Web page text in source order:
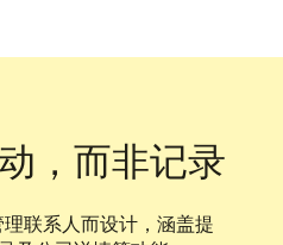
，而非记录
联系人而设计，涵盖提